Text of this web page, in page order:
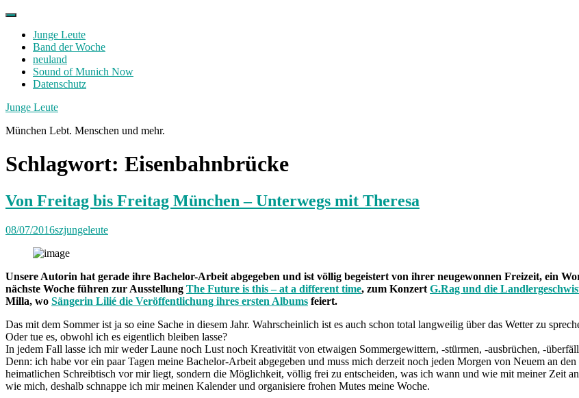
Skip
contentJunge Leute
Band der Woche
neuland
Sound of Munich Now
Datenschutz
Facebook
Twitter
Instagram
Junge Leute
München Lebt. Menschen und mehr.
Schlagwort: Eisenbahnbrücke
Von Freitag bis Freitag München – Unterwegs mit Theresa
08/07/2016szjungeleute
Unsere Autorin hat gerade ihre Bachelor-Arbeit abgegeben und ist völlig begeistert von ihrer neugewonnen Freizeit, ein
nächste Woche führen zur Ausstellung The Future is this – at a different time, zum Konzert G.Rag und die
Milla, wo Sängerin Lilié die Veröffentlichung ihres ersten Albums feiert.
Das mit dem Sommer ist ja so eine Sache in diesem Jahr. Wahrscheinlich ist es auch schon total langweilig über das Wetter zu
Oder tue es, obwohl ich es eigentlich bleiben lasse?
In jedem Fall lasse ich mir weder Laune noch Lust noch Kreativität von etwaigen Sommergewittern, -stürmen, -ausbrüchen, -
Denn: ich habe vor ein paar Tagen meine Bachelor-Arbeit abgegeben und muss mich derzeit noch jeden Morgen von Neuem an
heimatlichen Schreibtisch vor mir liegt, sondern die Möglichkeit, völlig frei zu entscheiden, was ich wann und wie mit meiner Zeit
wie mich, deshalb schnappe ich mir meinen Kalender und organisiere frohen Mutes meine Woche.